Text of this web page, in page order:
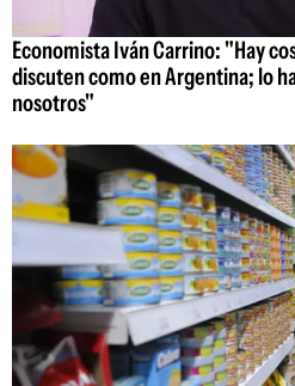
Economista Iván Carrino: "Hay
discuten como en Argentina; lo
nosotros"